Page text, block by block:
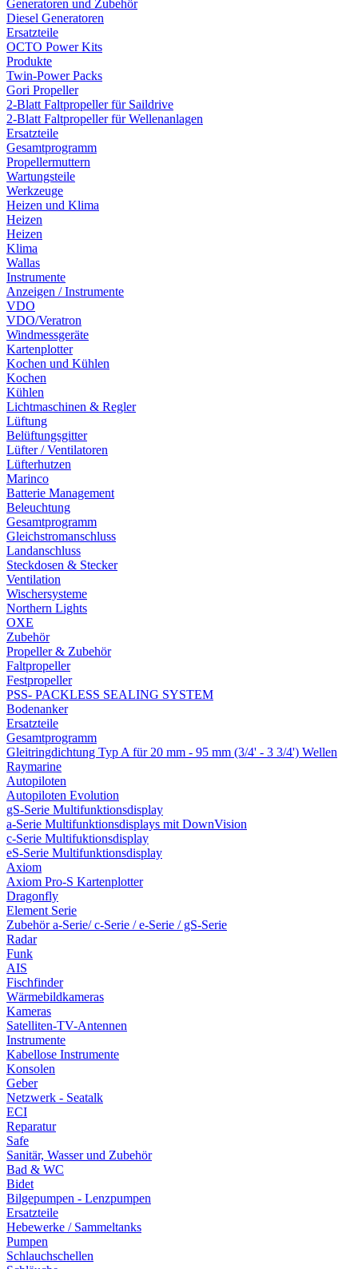
Generatoren und Zubehör
Diesel Generatoren
Ersatzteile
OCTO Power Kits
Produkte
Twin-Power Packs
Gori Propeller
2-Blatt Faltpropeller für Saildrive
2-Blatt Faltpropeller für Wellenanlagen
Ersatzteile
Gesamtprogramm
Propellermuttern
Wartungsteile
Werkzeuge
Heizen und Klima
Heizen
Heizen
Klima
Wallas
Instrumente
Anzeigen / Instrumente
VDO
VDO/Veratron
Windmessgeräte
Kartenplotter
Kochen und Kühlen
Kochen
Kühlen
Lichtmaschinen & Regler
Lüftung
Belüftungsgitter
Lüfter / Ventilatoren
Lüfterhutzen
Marinco
Batterie Management
Beleuchtung
Gesamtprogramm
Gleichstromanschluss
Landanschluss
Steckdosen & Stecker
Ventilation
Wischersysteme
Northern Lights
OXE
Zubehör
Propeller & Zubehör
Faltpropeller
Festpropeller
PSS- PACKLESS SEALING SYSTEM
Bodenanker
Ersatzteile
Gesamtprogramm
Gleitringdichtung Typ A für 20 mm - 95 mm (3/4' - 3 3/4') Wellen
Raymarine
Autopiloten
Autopiloten Evolution
gS-Serie Multifunktionsdisplay
a-Serie Multifunktionsdisplays mit DownVision
c-Serie Multifuktionsdisplay
eS-Serie Multifunktionsdisplay
Axiom
Axiom Pro-S Kartenplotter
Dragonfly
Element Serie
Zubehör a-Serie/ c-Serie / e-Serie / gS-Serie
Radar
Funk
AIS
Fischfinder
Wärmebildkameras
Kameras
Satelliten-TV-Antennen
Instrumente
Kabellose Instrumente
Konsolen
Geber
Netzwerk - Seatalk
ECI
Reparatur
Safe
Sanitär, Wasser und Zubehör
Bad & WC
Bidet
Bilgepumpen - Lenzpumpen
Ersatzteile
Hebewerke / Sammeltanks
Pumpen
Schlauchschellen